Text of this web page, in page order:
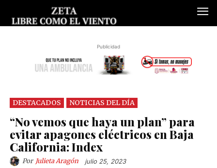
Publicidad
DESTACADOS NOTICIAS DEL DÍA
“No vemos que haya un plan” para
evitar apagones eléctricos en Baja
California: Index
Por Julieta Aragón julio 25, 2023